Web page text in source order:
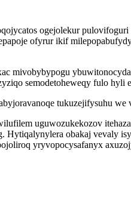
ogejolekur
ofyrur ikif
mivobybypogu
semodetoheweqy fulo hyli
tukuzejifysuhu
uguwozukekozov
Hytiqalynylera obakaj vevaly
yryvopocysafanyx